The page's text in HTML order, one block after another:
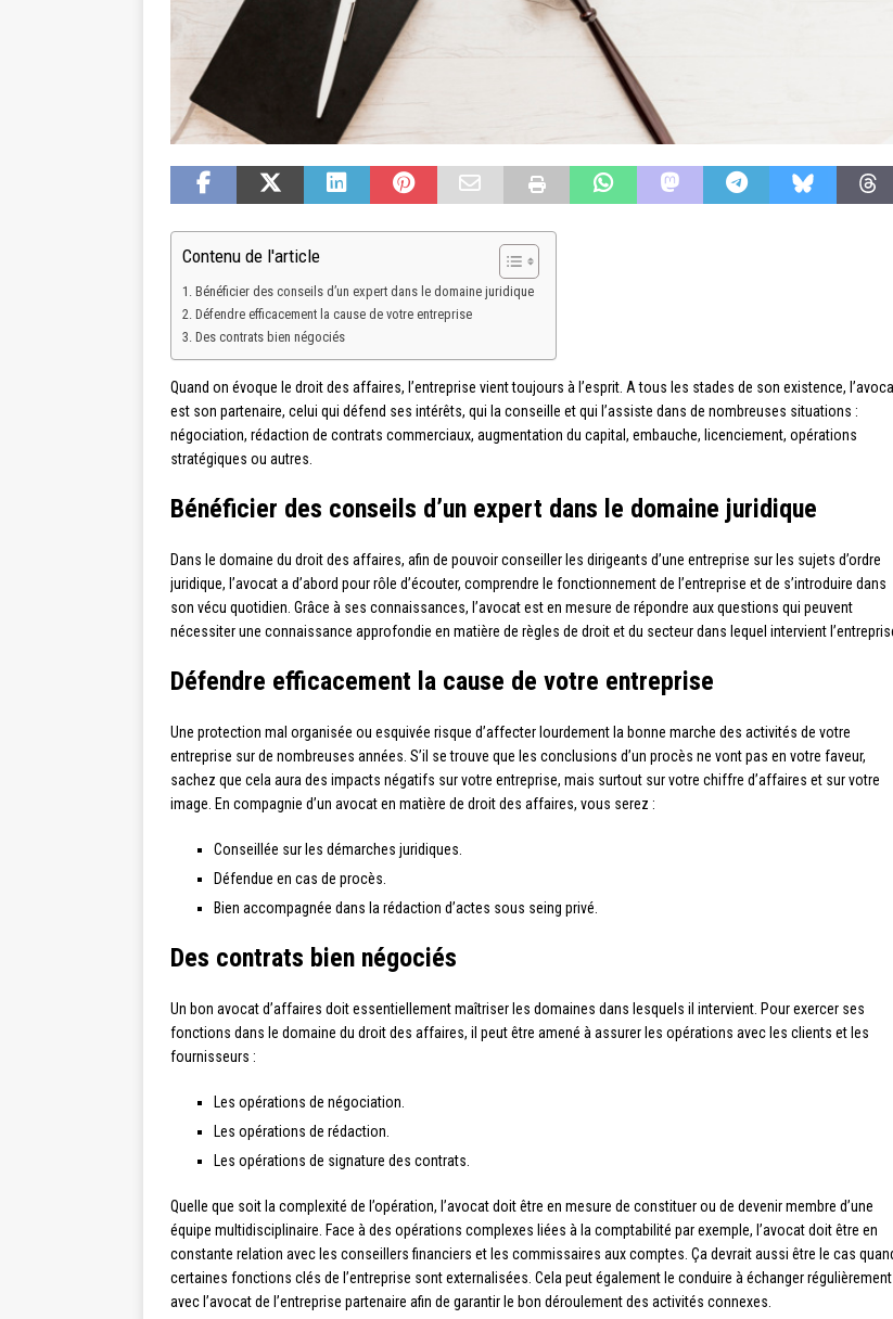
Contenu de l'article
Bénéficier des conseils d’un expert dans le domaine juridique
Défendre efficacement la cause de votre entreprise
Des contrats bien négociés
Quand on évoque le droit des affaires, l’entreprise vient toujours à l’esprit. A tous les stades de son existence,
est son partenaire, celui qui défend ses intérêts, qui la conseille et qui l’assiste dans de nombreuses situations :
négociation, rédaction de contrats commerciaux, augmentation du capital, embauche, licenciement, opérations
stratégiques ou autres.
Bénéficier des conseils d’un expert dans le domaine juridique
Dans le domaine du droit des affaires, afin de pouvoir conseiller les dirigeants d’une entreprise sur les sujets d’ordre
juridique, l’avocat a d’abord pour rôle d’écouter, comprendre le fonctionnement de l’entreprise et de s’introduire dans
son vécu quotidien. Grâce à ses connaissances, l’avocat est en mesure de répondre aux questions qui peuvent
nécessiter une connaissance approfondie en matière de règles de droit et du secteur dans lequel intervient
Défendre efficacement la cause de votre entreprise
Une protection mal organisée ou esquivée risque d’affecter lourdement la bonne marche des activités de votre
entreprise sur de nombreuses années. S’il se trouve que les conclusions d’un procès ne vont pas en votre faveur,
sachez que cela aura des impacts négatifs sur votre entreprise, mais surtout sur votre chiffre d’affaires et sur votre
image. En compagnie d’un avocat en matière de droit des affaires, vous serez :
Conseillée sur les démarches juridiques.
Défendue en cas de procès.
Bien accompagnée dans la rédaction d’actes sous seing privé.
Des contrats bien négociés
Un bon avocat d’affaires doit essentiellement maîtriser les domaines dans lesquels il intervient. Pour exercer ses
fonctions dans le domaine du droit des affaires, il peut être amené à assurer les opérations avec les clients et les
fournisseurs :
Les opérations de négociation.
Les opérations de rédaction.
Les opérations de signature des contrats.
Quelle que soit la complexité de l’opération, l’avocat doit être en mesure de constituer ou de devenir membre d’une
équipe multidisciplinaire. Face à des opérations complexes liées à la comptabilité par exemple, l’avocat doit être en
constante relation avec les conseillers financiers et les commissaires aux comptes. Ça devrait aussi être le cas
certaines fonctions clés de l’entreprise sont externalisées. Cela peut également le conduire à échanger régulièrement
avec l’avocat de l’entreprise partenaire afin de garantir le bon déroulement des activités connexes.